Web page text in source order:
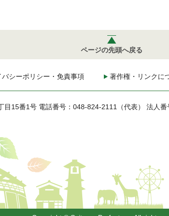
ページの先頭へ戻る
バシーポリシー・免責事項 著作権・リンクに
目15番1号 電話番号：048-824-2111（代表） 法人番